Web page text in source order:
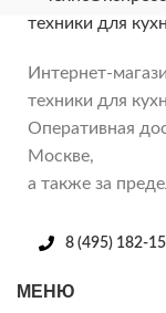
Интернет-
техники для
Оперативная
Москве,
а также за
8 (495) 182-
МЕНЮ